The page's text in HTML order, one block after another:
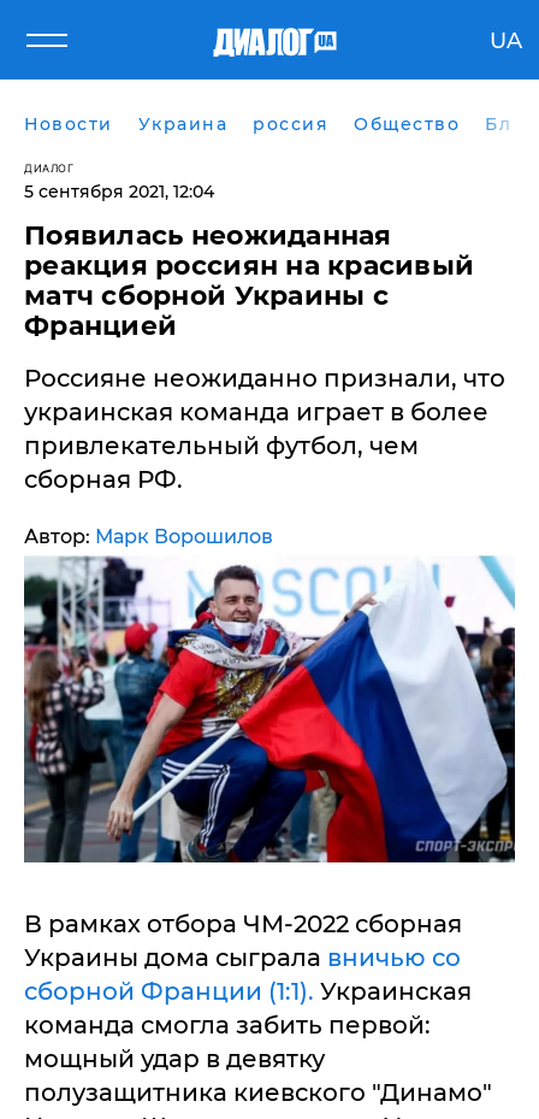
UA
Новости Украина россия Общество
ДИАЛОГ
5 сентября 2021, 12:04
Появилась неожиданная
реакция россиян на красивый
матч сборной Украины с
Францией
Россияне неожиданно признали, что
украинская команда играет в более
привлекательный футбол, чем
сборная РФ.
Автор: Марк Ворошилов
В рамках отбора ЧМ-2022 сборная
Украины дома сыграла вничью со
сборной Франции (1:1). Украинская
команда смогла забить первой:
мощный удар в девятку
полузащитника киевского "Динамо"